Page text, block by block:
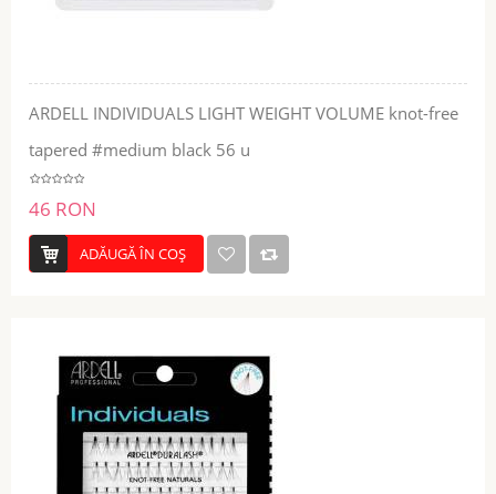
ARDELL INDIVIDUALS LIGHT WEIGHT VOLUME knot-free
tapered #medium black 56 u
46 RON
ADĂUGĂ ÎN COŞ